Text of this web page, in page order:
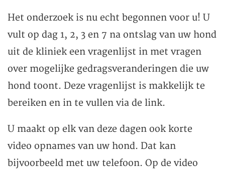
Het onderzoek is nu echt begonnen voor u! U
vult op dag 1, 2, 3 en 7 na ontslag van uw hond
uit de kliniek een vragenlijst in met vragen
over mogelijke gedragsveranderingen die uw
hond toont. Deze vragenlijst is makkelijk te
bereiken en in te vullen via de link.
U maakt op elk van deze dagen ook korte
video opnames van uw hond. Dat kan
bijvoorbeeld met uw telefoon. Op de video